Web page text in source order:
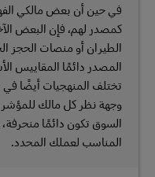
في حين أن بعض مالكي
كمصدر لهم، فإن البعض
الطيران أو منصات الحجز
المصدر دائمًا المقاييس
تختلف المنهجيات أيضًا في
وجهة نظر كل مالك
السوق تكون دائمًا منحرفة،
المناسب لعملك المحدد.